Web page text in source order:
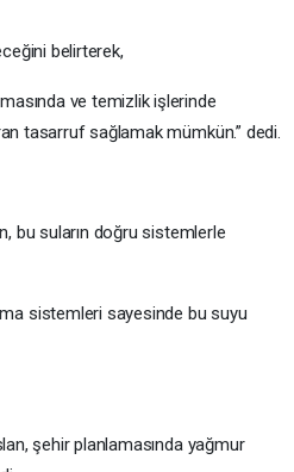
belirterek,
ve temizlik işlerinde
tasarruf sağlamak mümkün.” dedi.
bu suların doğru sistemlerle
sistemleri sayesinde bu suyu
şehir planlamasında yağmur